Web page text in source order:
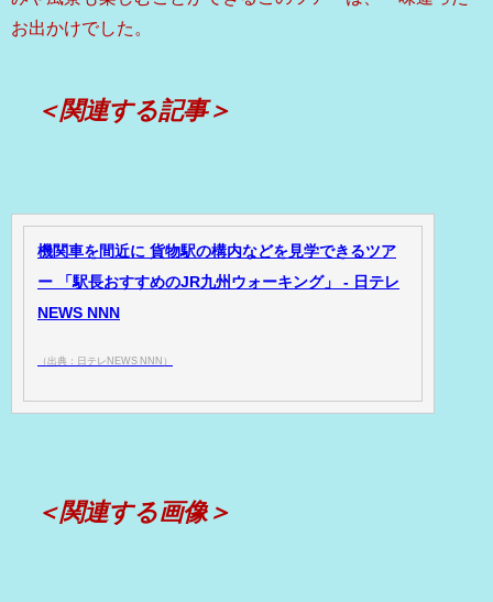
お出かけでした。
＜関連する記事＞
機関車を間近に 貨物駅の構内などを見学できるツア
ー 「駅長おすすめのJR九州ウォーキング」 - 日テレ
NEWS NNN
（出典：日テレNEWS NNN）
＜関連する画像＞